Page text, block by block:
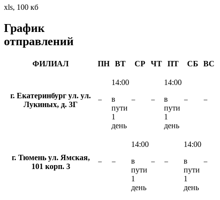
xls, 100 кб
График
отправлений
ФИЛИАЛ ПН ВТ СР ЧТ ПТ СБ ВС
г. Екатеринбург ул. ул.
Лукиных, д. 3Г
−
14:00
в
пути
1
день
− −
14:00
в
пути
1
день
− −
г. Тюмень ул. Ямская,
101 корп. 3
− −
14:00
в
пути
1
день
− −
14:00
в
пути
1
день
−